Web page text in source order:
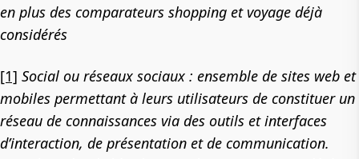
en plus des comparateurs shopping et voyage déjà
considérés
[1] Social ou réseaux sociaux : ensemble de sites web et
mobiles permettant à leurs utilisateurs de constituer un
réseau de connaissances via des outils et interfaces
d’interaction, de présentation et de communication.